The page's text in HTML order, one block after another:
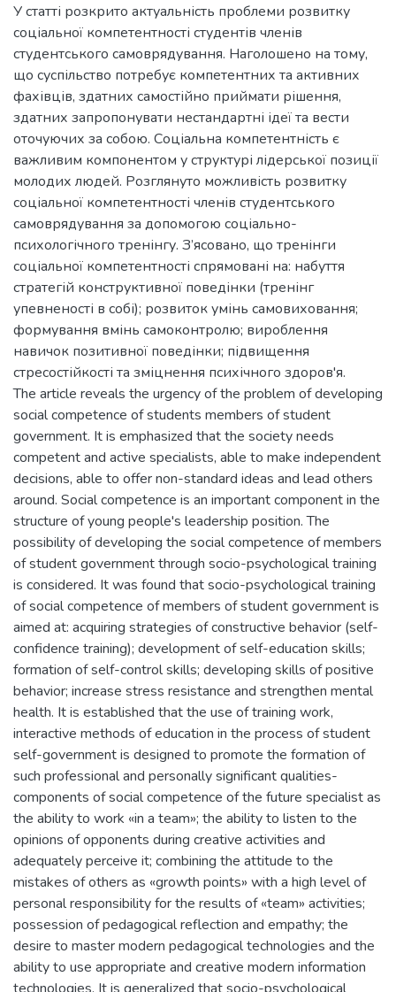
У статті розкрито актуальність проблеми розвитку
соціальної компетентності студентів членів
студентського самоврядування. Наголошено на тому,
що суспільство потребує компетентних та активних
фахівців, здатних самостійно приймати рішення,
здатних запропонувати нестандартні ідеї та вести
оточуючих за собою. Соціальна компетентність є
важливим компонентом у структурі лідерської позиції
молодих людей. Розглянуто можливість розвитку
соціальної компетентності членів студентського
самоврядування за допомогою соціально-
психологічного тренінгу. З’ясовано, що тренінги
соціальної компетентності спрямовані на: набуття
стратегій конструктивної поведінки (тренінг
упевненості в собі); розвиток умінь самовиховання;
формування вмінь самоконтролю; вироблення
навичок позитивної поведінки; підвищення
стресостійкості та зміцнення психічного здоров'я.
The article reveals the urgency of the problem of developing
social competence of students members of student
government. It is emphasized that the society needs
competent and active specialists, able to make independent
decisions, able to offer non-standard ideas and lead others
around. Social competence is an important component in the
structure of young people's leadership position. The
possibility of developing the social competence of members
of student government through socio-psychological training
is considered. It was found that socio-psychological training
of social competence of members of student government is
aimed at: acquiring strategies of constructive behavior (self-
confidence training); development of self-education skills;
formation of self-control skills; developing skills of positive
behavior; increase stress resistance and strengthen mental
health. It is established that the use of training work,
interactive methods of education in the process of student
self-government is designed to promote the formation of
such professional and personally significant qualities-
components of social competence of the future specialist as
the ability to work «in a team»; the ability to listen to the
opinions of opponents during creative activities and
adequately perceive it; combining the attitude to the
mistakes of others as «growth points» with a high level of
personal responsibility for the results of «team» activities;
possession of pedagogical reflection and empathy; the
desire to master modern pedagogical technologies and the
ability to use appropriate and creative modern information